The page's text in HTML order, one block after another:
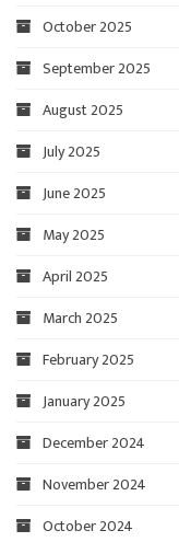
October 2025
September 2025
August 2025
July 2025
June 2025
May 2025
April 2025
March 2025
February 2025
January 2025
December 2024
November 2024
October 2024